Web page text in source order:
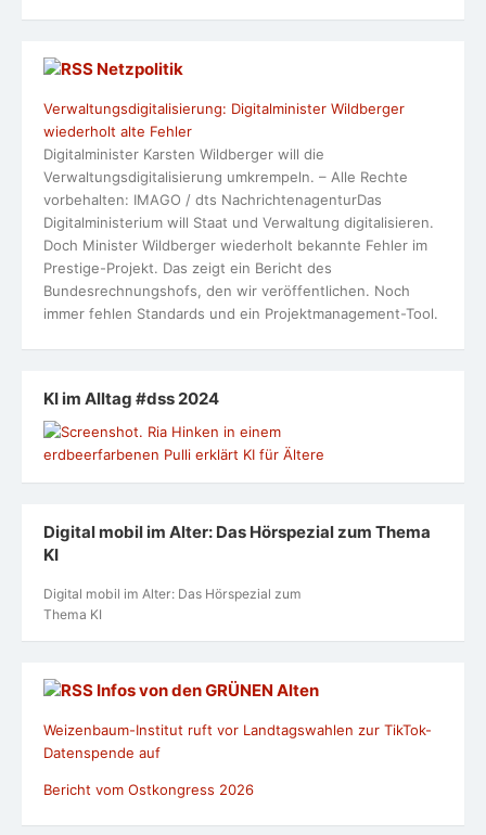
Netzpolitik
Verwaltungsdigitalisierung: Digitalminister Wildberger
wiederholt alte Fehler
Digitalminister Karsten Wildberger will die
Verwaltungsdigitalisierung umkrempeln. – Alle Rechte
vorbehalten: IMAGO / dts NachrichtenagenturDas
Digitalministerium will Staat und Verwaltung digitalisieren.
Doch Minister Wildberger wiederholt bekannte Fehler im
Prestige-Projekt. Das zeigt ein Bericht des
Bundesrechnungshofs, den wir veröffentlichen. Noch
immer fehlen Standards und ein Projektmanagement-Tool.
KI im Alltag #dss 2024
Digital mobil im Alter: Das Hörspezial zum Thema
KI
Digital mobil im Alter: Das Hörspezial zum
Thema KI
Infos von den GRÜNEN Alten
Weizenbaum-Institut ruft vor Landtagswahlen zur TikTok-
Datenspende auf
Bericht vom Ostkongress 2026